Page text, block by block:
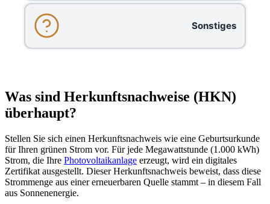
Sonstiges
Was sind Herkunftsnachweise (HKN)
überhaupt?
Stellen Sie sich einen Herkunftsnachweis wie eine Geburtsurkunde
für Ihren grünen Strom vor. Für jede Megawattstunde (1.000 kWh)
Strom, die Ihre Photovoltaikanlage erzeugt, wird ein digitales
Zertifikat ausgestellt. Dieser Herkunftsnachweis beweist, dass diese
Strommenge aus einer erneuerbaren Quelle stammt – in diesem Fall
aus Sonnenenergie.